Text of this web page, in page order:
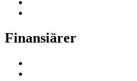
Finansiärer